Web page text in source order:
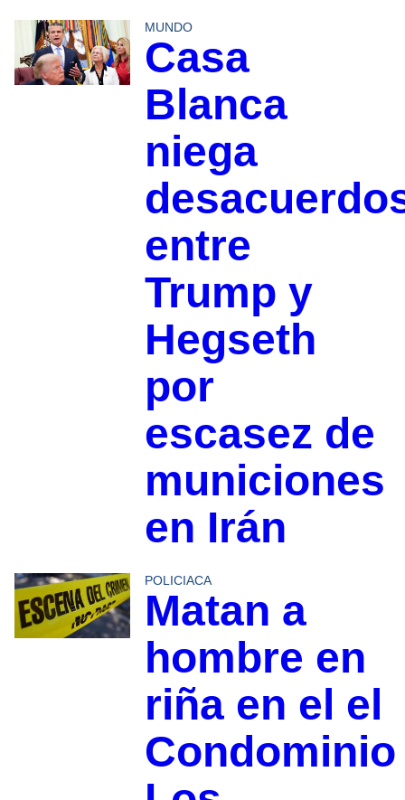
MUNDO
Casa
Blanca
niega
entre
Trump y
Hegseth
por
escasez de
municiones
en Irán
POLICIACA
Matan a
hombre en
riña en el el
Condominio